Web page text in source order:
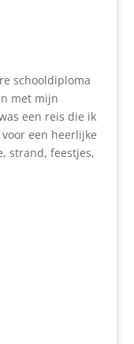
schooldiploma
met mijn
een reis die ik
een heerlijke
strand, feestjes,